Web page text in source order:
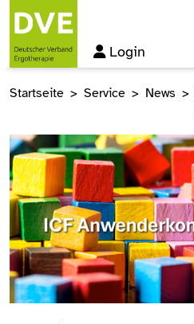
Login
Startseite Service News